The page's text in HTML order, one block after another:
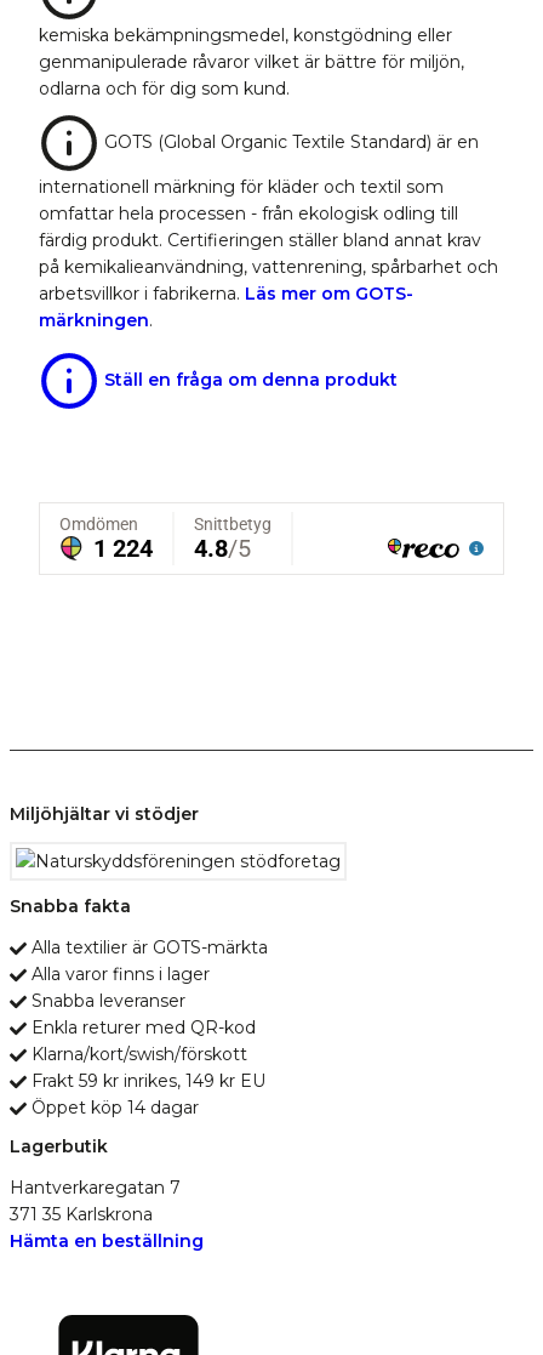
kemiska bekämpningsmedel, konstgödning eller
genmanipulerade råvaror vilket är bättre för miljön,
odlarna och för dig som kund.
GOTS (Global Organic Textile Standard) är en
internationell märkning för kläder och textil som
omfattar hela processen - från ekologisk odling till
färdig produkt. Certifieringen ställer bland annat krav
på kemikalieanvändning, vattenrening, spårbarhet och
arbetsvillkor i fabrikerna. Läs mer om GOTS-
märkningen.
Ställ en fråga om denna produkt
Miljöhjältar vi stödjer
Snabba fakta
Alla textilier är GOTS-märkta
Alla varor finns i lager
Snabba leveranser
Enkla returer med QR-kod
Klarna/kort/swish/förskott
Frakt 59 kr inrikes, 149 kr EU
Öppet köp 14 dagar
Lagerbutik
Hantverkaregatan 7
371 35 Karlskrona
Hämta en beställning